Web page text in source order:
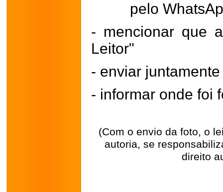
pelo
- mencionar que
Leitor"
- enviar
- informar onde foi
(Com o envio da foto, o
autoria, se
direito